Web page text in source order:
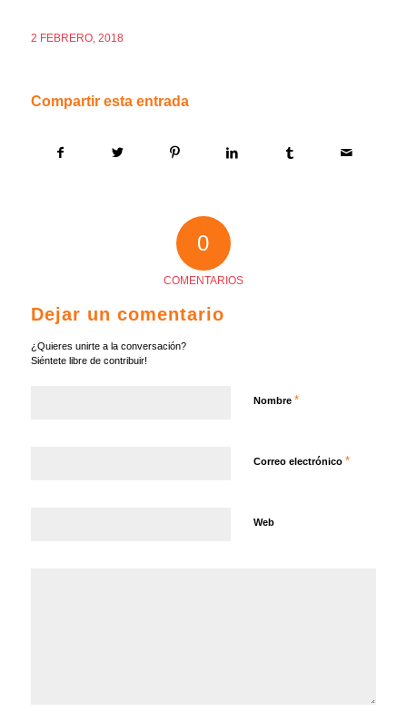
2 FEBRERO, 2018
Compartir esta entrada
0
COMENTARIOS
Dejar un comentario
¿Quieres unirte a la conversación?
Siéntete libre de contribuir!
Nombre *
Correo electrónico *
Web